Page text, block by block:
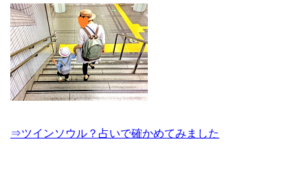
⇒ツインソウル？占いで確かめてみました